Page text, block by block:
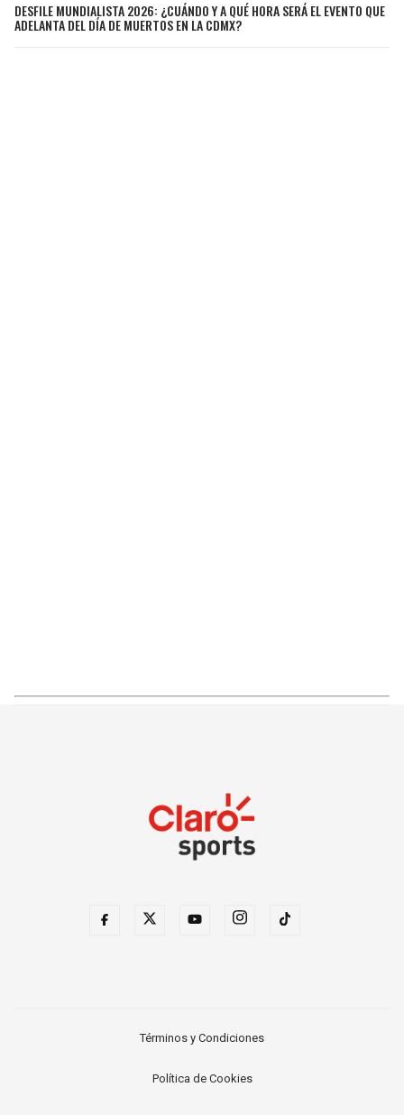
DESFILE MUNDIALISTA 2026: ¿CUÁNDO Y A QUÉ HORA SERÁ EL EVENTO QUE
ADELANTA DEL DÍA DE MUERTOS EN LA CDMX?
Términos y Condiciones
Política de Cookies